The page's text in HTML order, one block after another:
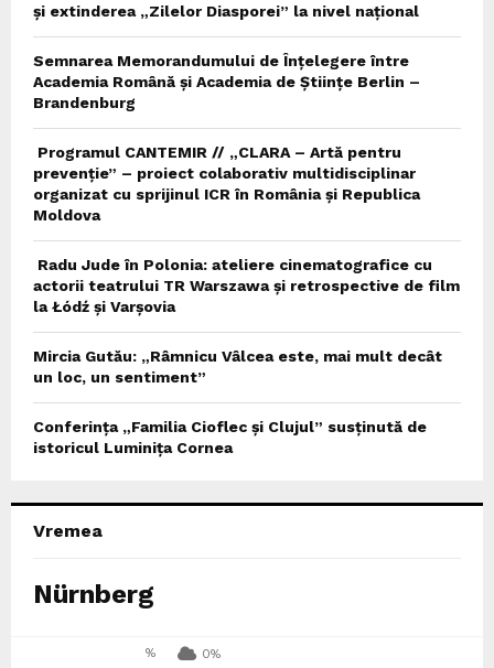
și extinderea „Zilelor Diasporei” la nivel național
Semnarea Memorandumului de Înțelegere între
Academia Română și Academia de Științe Berlin –
Brandenburg
Programul CANTEMIR // „CLARA – Artă pentru
prevenție” – proiect colaborativ multidisciplinar
organizat cu sprijinul ICR în România și Republica
Moldova
Radu Jude în Polonia: ateliere cinematografice cu
actorii teatrului TR Warszawa și retrospective de film
la Łódź și Varșovia
Mircia Gutău: „Râmnicu Vâlcea este, mai mult decât
un loc, un sentiment”
Conferința „Familia Cioflec și Clujul” susținută de
istoricul Luminița Cornea
Vremea
Nürnberg
% 0%